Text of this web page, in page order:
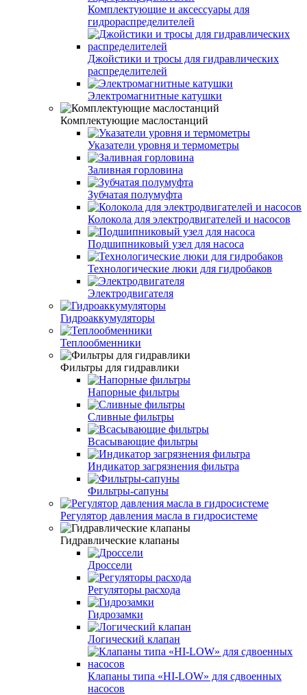
Комплектующие и аксессуары для
гидрораспределителей
Джойстики и тросы для гидравлических
распределителей
Электромагнитные катушки
Комплектующие маслостанций
Указатели уровня и термометры
Заливная горловина
Зубчатая полумуфта
Колокола для электродвигателей и насосов
Подшипниковый узел для насоса
Технологические люки для гидробаков
Электродвигателя
Гидроаккумуляторы
Теплообменники
Фильтры для гидравлики
Напорные фильтры
Сливные фильтры
Всасывающие фильтры
Индикатор загрязнения фильтра
Фильтры-сапуны
Регулятор давления масла в гидросистеме
Гидравлические клапаны
Дроссели
Регуляторы расхода
Гидрозамки
Логический клапан
Клапаны типа «HI-LOW» для сдвоенных
насосов